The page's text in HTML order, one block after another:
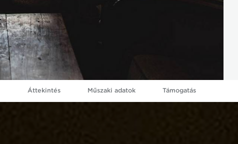
Áttekintés Műszaki adatok Támogatás